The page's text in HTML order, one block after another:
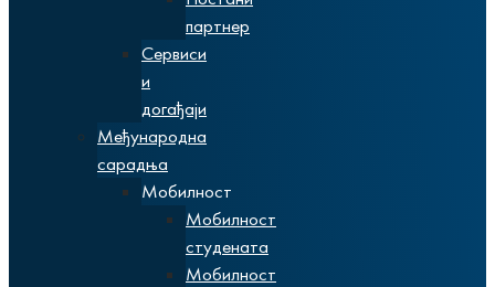
партнер
Сервиси
и
догађаји
Међународна
сарадња
Мобилност
Мобилност
студената
Мобилност